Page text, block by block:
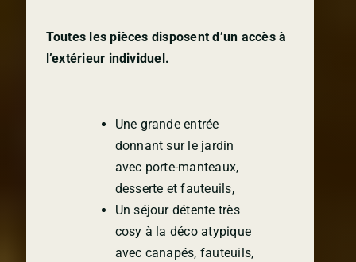
Toutes les pièces disposent d’un accès à
l’extérieur individuel.
Une grande entrée
donnant sur le jardin
avec porte-manteaux,
desserte et fauteuils,
Un séjour détente très
cosy à la déco atypique
avec canapés, fauteuils,